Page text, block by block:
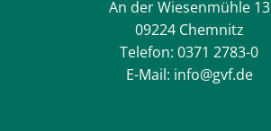
An der Wiesenmühle 13
09224 Chemnitz
Telefon: 0371 2783-0
E-Mail: info@gvf.de